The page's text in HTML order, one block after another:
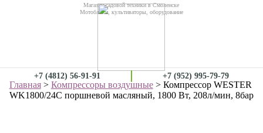
Магазин садовой техники в Смоленске
Мотоблоки, культиваторы, оборудование
+7 (4812) 56-91-91 +7 (952) 995-79-79
Главная> Компрессоры воздушные> Компрессор WESTER
WK1800/24C поршневой масляный, 1800 Вт, 208л/мин, 8бар